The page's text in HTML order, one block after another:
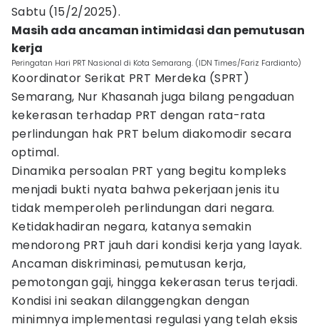
Sabtu (15/2/2025).
Masih ada ancaman intimidasi dan pemutusan
kerja
Peringatan Hari PRT Nasional di Kota Semarang. (IDN Times/Fariz Fardianto)
Koordinator Serikat PRT Merdeka (SPRT)
Semarang, Nur Khasanah juga bilang pengaduan
kekerasan terhadap PRT dengan rata-rata
perlindungan hak PRT belum diakomodir secara
optimal.
Dinamika persoalan PRT yang begitu kompleks
menjadi bukti nyata bahwa pekerjaan jenis itu
tidak memperoleh perlindungan dari negara.
Ketidakhadiran negara, katanya semakin
mendorong PRT jauh dari kondisi kerja yang layak.
Ancaman diskriminasi, pemutusan kerja,
pemotongan gaji, hingga kekerasan terus terjadi.
Kondisi ini seakan dilanggengkan dengan
minimnya implementasi regulasi yang telah eksis